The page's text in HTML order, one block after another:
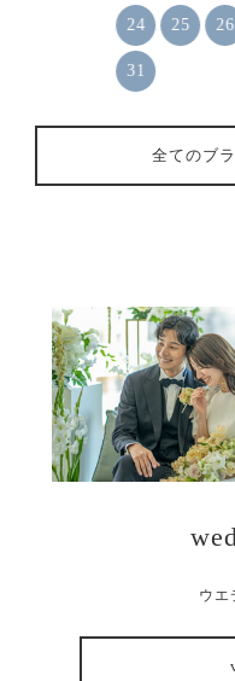
24 25 26
31
全てのブ
ウエ